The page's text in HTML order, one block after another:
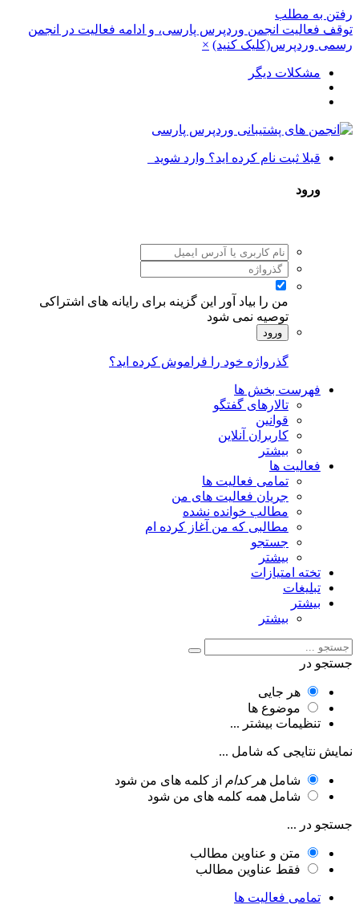
رفتن به مطلب
توقف فعالیت انجمن وردپرس پارسی، و ادامه فعالیت در انجمن
رسمی وردپرس(کلیک کنید) ×
مشکلات دیگر
قبلا ثبت نام کرده اید؟ وارد شوید
ورود
من را بیاد آور
این گزینه برای رایانه های اشتراکی
توصیه نمی شود
ورود
گذرواژه خود را فراموش کرده اید؟
فهرست بخش ها
تالارهای گفتگو
قوانین
کاربران آنلاین
بیشتر
فعالیت ها
تمامی فعالیت ها
جریان فعالیت های من
مطالب خوانده نشده
مطالبی که من آغاز کرده ام
جستجو
بیشتر
تخته امتیازات
تبلیغات
بیشتر
بیشتر
جستجو در
هر جایی
موضوع ها
تنظیمات بیشتر ...
نمایش نتایجی که شامل ...
شامل هر کدام از کلمه های من شود
شامل همه کلمه های من شود
جستجو در ...
متن و عناوین مطالب
فقط عناوین مطالب
تمامی فعالیت ها